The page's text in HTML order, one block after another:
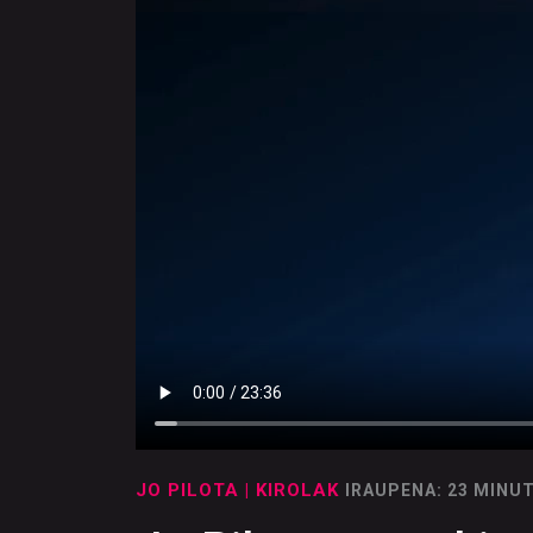
JO PILOTA | KIROLAK IRAUPENA: 23